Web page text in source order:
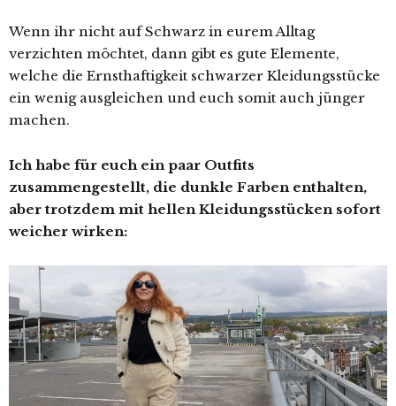
Wenn ihr nicht auf Schwarz in eurem Alltag
verzichten möchtet, dann gibt es gute Elemente,
welche die Ernsthaftigkeit schwarzer Kleidungsstücke
ein wenig ausgleichen und euch somit auch jünger
machen.
Ich habe für euch ein paar Outfits
zusammengestellt, die dunkle Farben enthalten,
aber trotzdem mit hellen Kleidungsstücken sofort
weicher wirken: